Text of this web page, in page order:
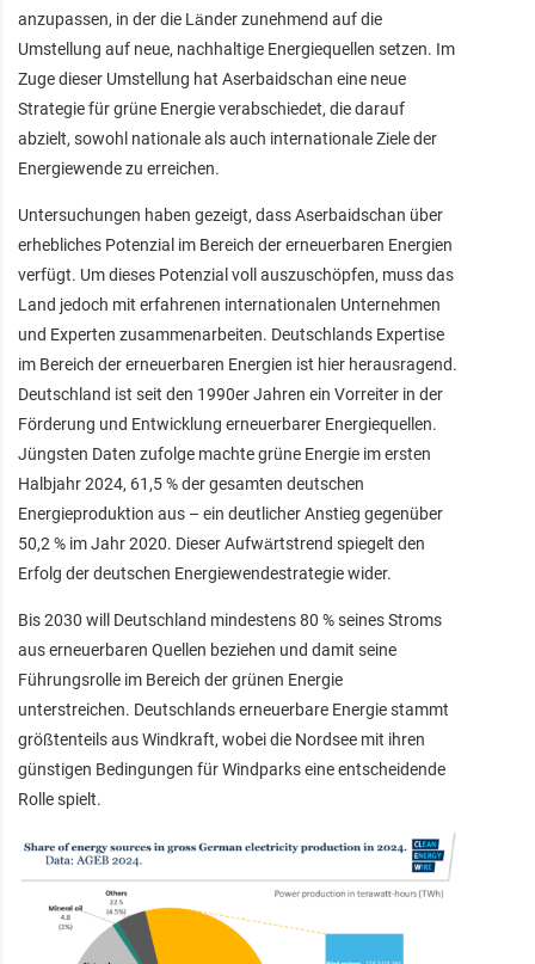
anzupassen, in der die Länder zunehmend auf die
Umstellung auf neue, nachhaltige Energiequellen setzen. Im
Zuge dieser Umstellung hat Aserbaidschan eine neue
Strategie für grüne Energie verabschiedet, die darauf
abzielt, sowohl nationale als auch internationale Ziele der
Energiewende zu erreichen.
Untersuchungen haben gezeigt, dass Aserbaidschan über
erhebliches Potenzial im Bereich der erneuerbaren Energien
verfügt. Um dieses Potenzial voll auszuschöpfen, muss das
Land jedoch mit erfahrenen internationalen Unternehmen
und Experten zusammenarbeiten. Deutschlands Expertise
im Bereich der erneuerbaren Energien ist hier herausragend.
Deutschland ist seit den 1990er Jahren ein Vorreiter in der
Förderung und Entwicklung erneuerbarer Energiequellen.
Jüngsten Daten zufolge machte grüne Energie im ersten
Halbjahr 2024, 61,5 % der gesamten deutschen
Energieproduktion aus – ein deutlicher Anstieg gegenüber
50,2 % im Jahr 2020. Dieser Aufwärtstrend spiegelt den
Erfolg der deutschen Energiewendestrategie wider.
Bis 2030 will Deutschland mindestens 80 % seines Stroms
aus erneuerbaren Quellen beziehen und damit seine
Führungsrolle im Bereich der grünen Energie
unterstreichen. Deutschlands erneuerbare Energie stammt
größtenteils aus Windkraft, wobei die Nordsee mit ihren
günstigen Bedingungen für Windparks eine entscheidende
Rolle spielt.